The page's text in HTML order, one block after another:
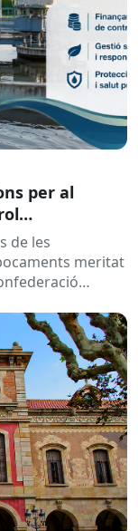
per al
liquidat l’any
de les
meritat